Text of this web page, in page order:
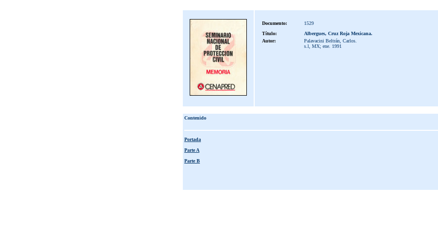
Documento:
1529
Título:
Albergues, Cruz Roja Mexicana.
Autor:
Palavacini Beltrán, Carlos.
s.l, MX; ene. 1991
Contenido
Portada
Parte A
Parte B